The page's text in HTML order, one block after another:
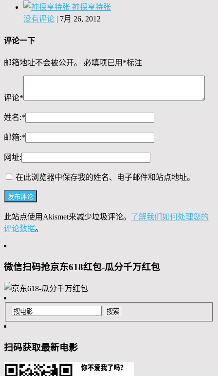
神探亨特张
没有评论 | 7月 26, 2012
评论一下
邮箱地址不会被公开。 必填项已用 *标注
评论*
姓名:*
邮箱:*
网址:
在此浏览器中保存我的姓名、电子邮件和站点地址。
此站点使用Akismet来减少垃圾评论。 了解我们如何处理您的
评论数据。
微信扫码抢京东618红包-瓜分千万红包
扫码获取最新电影